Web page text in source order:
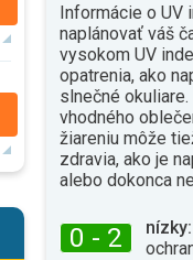
Informácie o UV
naplánovať váš
vysokom UV
opatrenia, ako
slnečné
vhodného
žiareniu môže
zdravia, ako je
alebo dokonca
0 - 2 nízky: